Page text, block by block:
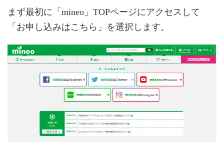
まず最初に「mineo」TOPページにアクセスして
「お申し込みはこちら」を選択します。